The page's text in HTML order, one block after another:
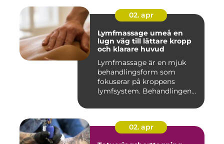
02. apr
Lymfmassage umeå en
lugn väg till lättare kropp
och klarare huvud
Lymfmassage är en mjuk
behandlingsform som
fokuserar på kroppens
lymfsystem. Behandlingen
02. apr